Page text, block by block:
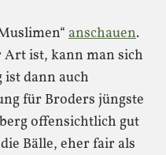
anschauen.
Art ist, kann man sich
ist dann auch
für Broders jüngste
offensichtlich gut
Bälle, eher fair als